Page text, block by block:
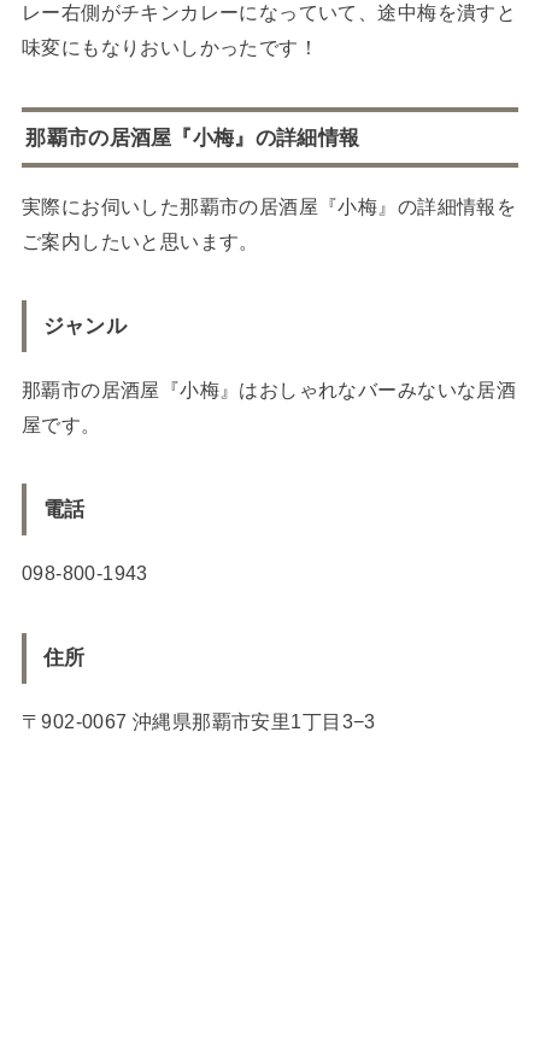
レー右側がチキンカレーになっていて、途中梅を潰すと
味変にもなりおいしかったです！
那覇市の居酒屋『小梅』の詳細情報
実際にお伺いした那覇市の居酒屋『小梅』の詳細情報を
ご案内したいと思います。
ジャンル
那覇市の居酒屋『小梅』はおしゃれなバーみないな居酒
屋です。
電話
098-800-1943
住所
〒902-0067 沖縄県那覇市安里1丁目3−3